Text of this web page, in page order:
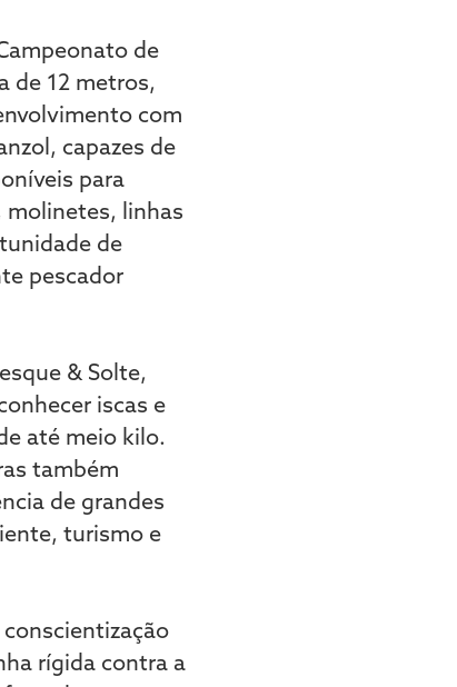
de
de 12 metros,
com
capazes de
para
molinetes, linhas
de
pescador
& Solte,
iscas e
até meio kilo.
também
de grandes
turismo e
rígida contra a